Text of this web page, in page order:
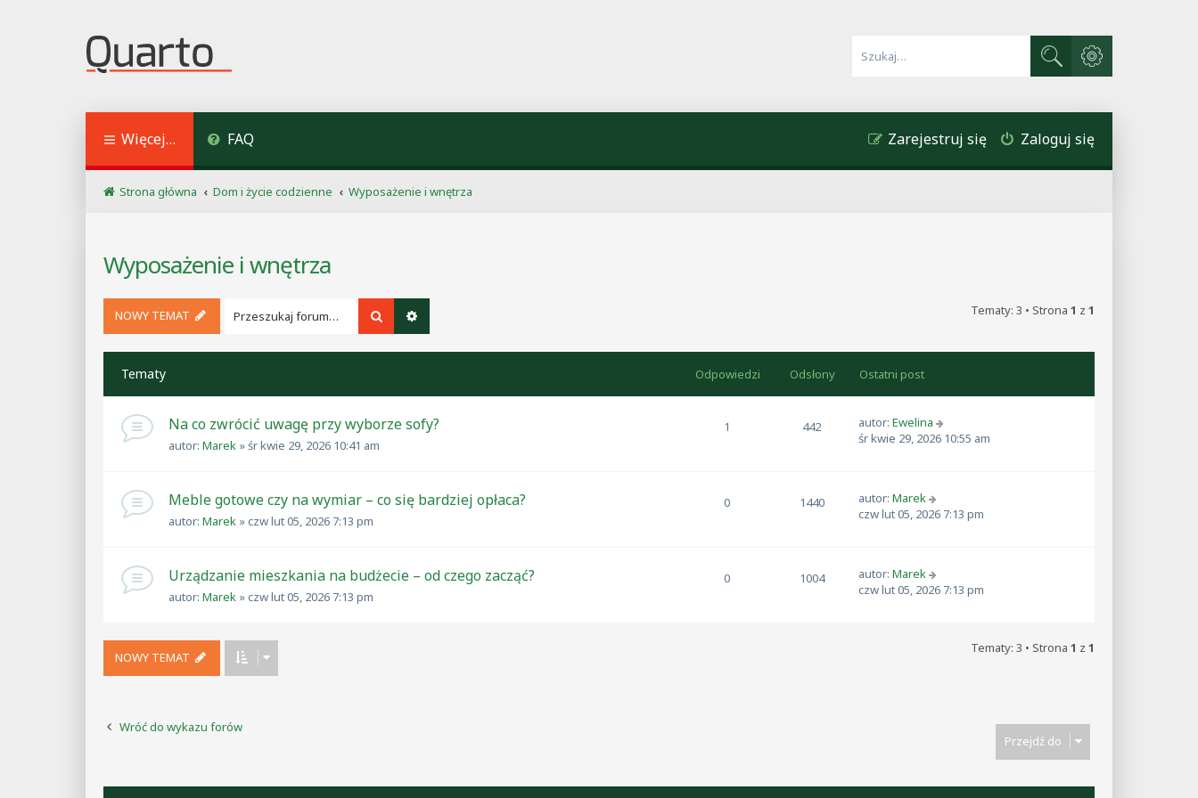
Szukaj
Wyszukiwanie
Więcej… FAQ Zaloguj się
Zarejestruj się
Strona główna Dom i życie codzienne Wyposażenie i wnętrza
Wyposażenie i wnętrza
NOWY TEMAT Szukaj Tematy: 3 • Strona 1 z 1
Tematy Odpowiedzi Odsłony Ostatni post
Na co zwrócić uwagę przy wyborze sofy?
autor: Marek »śr kwie 29, 2026 10:41 am
1 442 autor: Ewelina
śr kwie 29, 2026 10:55 am
Meble gotowe czy na wymiar – co się bardziej opłaca?
autor: Marek »czw lut 05, 2026 7:13 pm
0 1440 autor: Marek
czw lut 05, 2026 7:13 pm
Urządzanie mieszkania na budżecie – od czego zacząć?
autor: Marek »czw lut 05, 2026 7:13 pm
0 1004 autor: Marek
czw lut 05, 2026 7:13 pm
NOWY TEMAT
Tematy: 3 • Strona 1 z 1
Wróć do wykazu forów
Przejdź do